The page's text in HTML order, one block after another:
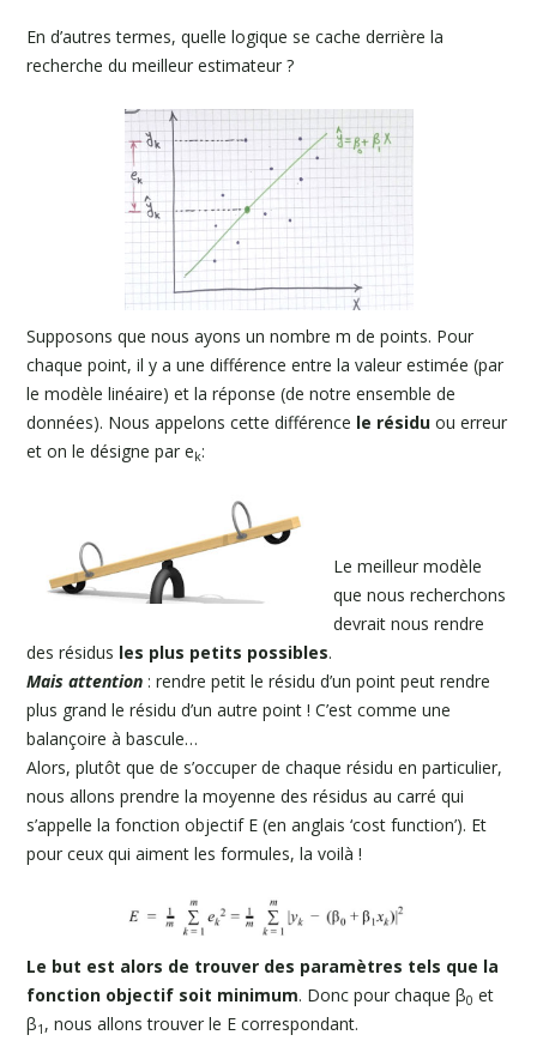
En d’autres termes, quelle logique se cache derrière la
recherche du meilleur estimateur ?
Supposons que nous ayons un nombre m de points. Pour
chaque point, il y a une différence entre la valeur estimée (par
le modèle linéaire) et la réponse (de notre ensemble de
données). Nous appelons cette différence le résidu ou erreur
et on le désigne par ek:
Le meilleur modèle
que nous recherchons
devrait nous rendre
des résidus les plus petits possibles.
Mais attention : rendre petit le résidu d’un point peut rendre
plus grand le résidu d’un autre point ! C’est comme une
balançoire à bascule…
Alors, plutôt que de s’occuper de chaque résidu en particulier,
nous allons prendre la moyenne des résidus au carré qui
s’appelle la fonction objectif E (en anglais ‘cost function’). Et
pour ceux qui aiment les formules, la voilà !
Le but est alors de trouver des paramètres tels que la
fonction objectif soit minimum. Donc pour chaque β0 et
β1, nous allons trouver le E correspondant.